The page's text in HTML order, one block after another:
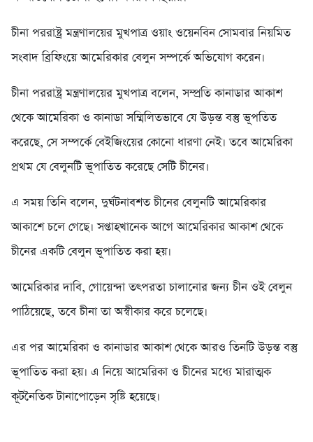
চীনা পররাষ্ট্র মন্ত্রণালয়ের মুখপাত্র ওয়াং ওয়েনবিন সোমবার নিয়মিত
সংবাদ ব্রিফিংয়ে আমেরিকার বেলুন সম্পর্কে অভিযোগ করেন।
চীনা পররাষ্ট্র মন্ত্রণালয়ের মুখপাত্র বলেন, সম্প্রতি কানাডার আকাশ
থেকে আমেরিকা ও কানাডা সম্মিলিতভাবে যে উড়ন্ত বস্তু ভূপতিত
করেছে, সে সম্পর্কে বেইজিংয়ের কোনো ধারণা নেই। তবে আমেরিকা
প্রথম যে বেলুনটি ভূপাতিত করেছে সেটি চীনের।
এ সময় তিনি বলেন, দুর্ঘটনাবশত চীনের বেলুনটি আমেরিকার
আকাশে চলে গেছে। সপ্তাহখানেক আগে আমেরিকার আকাশ থেকে
চীনের একটি বেলুন ভূপাতিত করা হয়।
আমেরিকার দাবি, গোয়েন্দা তৎপরতা চালানোর জন্য চীন ওই বেলুন
পাঠিয়েছে, তবে চীনা তা অস্বীকার করে চলেছে।
এর পর আমেরিকা ও কানাডার আকাশ থেকে আরও তিনটি উড়ন্ত বস্তু
ভূপাতিত করা হয়। এ নিয়ে আমেরিকা ও চীনের মধ্যে মারাত্মক
কূটনৈতিক টানাপোড়েন সৃষ্টি হয়েছে।